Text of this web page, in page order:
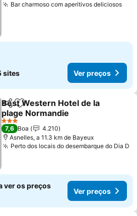
Bar charmoso com aperitivos deliciososVer
sites Ver preços
PartilharAdicionar aos favoritos
Best Western Hotel de la
plage Normandie
Ver preços
3 Estrelas
7,6 Boa
4.210
Asnelles, a 11.3 km de Bayeux
Perto dos locais do desembarque do Dia D
ver os preços
Ver preços